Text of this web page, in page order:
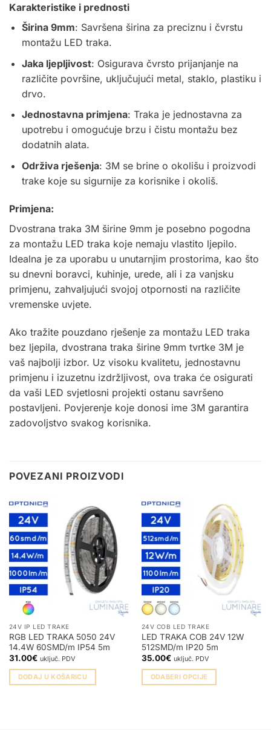
Karakteristike i prednosti
Širina 9mm: Savršena širina za preciznu i čvrstu
montažu LED traka.
Jaka ljepljivost: Osigurava čvrsto prijanjanje na
različite površine, uključujući metal, staklo, plastiku i
drvo.
Jednostavna primjena: Traka je jednostavna za
upotrebu i omogućuje brzu i čistu montažu bez
dodatnih alata.
Održiva rješenja: 3M se brine o okolišu i proizvodi
trake koje su sigurnije za korisnike i okoliš.
Primjena:
Dvostrana traka 3M širine 9mm je posebno pogodna
za montažu LED traka koje nemaju vlastito ljepilo.
Idealna je za uporabu u unutarnjim prostorima, kao što
su dnevni boravci, kuhinje, urede, ali i za vanjsku
primjenu, zahvaljujući svojoj otpornosti na različite
vremenske uvjete.
Ako tražite pouzdano rješenje za montažu LED traka
bez ljepila, dvostrana traka širine 9mm tvrtke 3M je
vaš najbolji izbor. Uz visoku kvalitetu, jednostavnu
primjenu i izuzetnu izdržljivost, ova traka će osigurati
da vaši LED svjetlosni projekti ostanu savršeno
postavljeni. Povjerenje koje donosi ime 3M garantira
zadovoljstvo svakog korisnika.
POVEZANI PROIZVODI
24V IP LED TRAKE
RGB LED TRAKA 5050 24V
14.4W 60SMD/m IP54 5m
31.00€ uključ. PDV
DODAJ U KOŠARICU
24V COB LED TRAKE
LED TRAKA COB 24V 12W
512SMD/m IP20 5m
35.00€ uključ. PDV
ODABERI OPCIJE